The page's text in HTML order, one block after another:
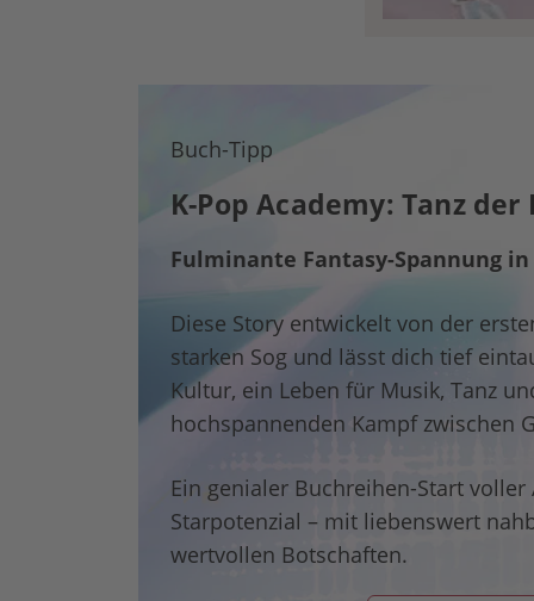
Buch-Tipp
K-Pop Academy: Tanz
Fulminante Fantasy-Spannung
Diese Story entwickelt von der
starken Sog und lässt dich tief
Kultur, ein Leben für Musik, Tanz
hochspannenden Kampf zwischen
Ein genialer Buchreihen-Start voller
Starpotenzial – mit liebenswert
wertvollen Botschaften.